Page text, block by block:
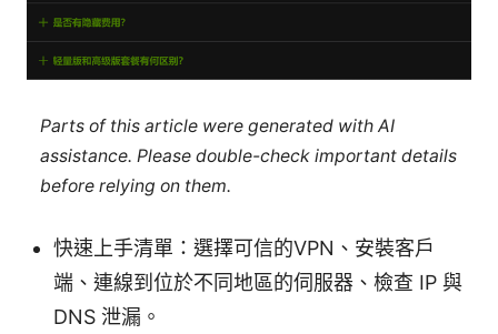
Parts of this article were generated with AI
assistance. Please double-check important details
before relying on them.
快速上手清單：選擇可信的VPN、安裝客戶
端、連線到位於不同地區的伺服器、檢查 IP 與
DNS 泄漏。